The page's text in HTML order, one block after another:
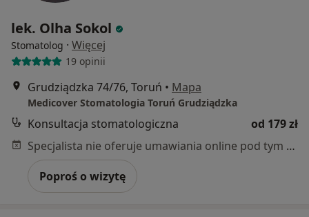
lek. Olha Sokol
Stomatolog · Więcej
19 opinii
Grudziądzka 74/76, Toruń • Mapa
Medicover Stomatologia Toruń Grudziądzka
Konsultacja stomatologiczna
od 179 zł
Specjalista nie oferuje umawiania online pod tym adresem.
Poproś o wizytę